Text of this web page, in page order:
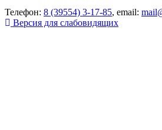
Телефон: 8 (39554) 3-17-85, email:
Версия для слабовидящих